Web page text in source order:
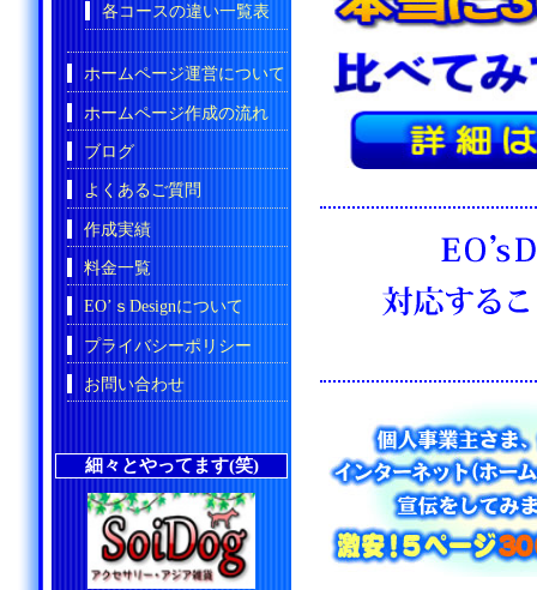
各コースの違い一覧表
ホームページ運営について
ホームページ作成の流れ
ブログ
よくあるご質問
作成実績
料金一覧
EO’ｓDesignについて
プライバシーポリシー
お問い合わせ
細々とやってます(笑)